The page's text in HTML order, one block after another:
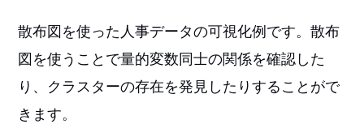
散布図を使った人事データの可視化例です。散布
図を使うことで量的変数同士の関係を確認した
り、クラスターの存在を発見したりすることがで
きます。